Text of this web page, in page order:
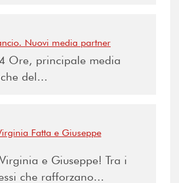
Nuovi media partner
Ore, principale media
del...
Fatta e Giuseppe
e Giuseppe! Tra i
che rafforzano...